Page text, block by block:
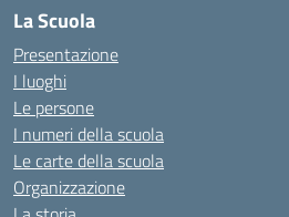
La Scuola
Presentazione
I luoghi
Le persone
I numeri della scuola
Le carte della scuola
Organizzazione